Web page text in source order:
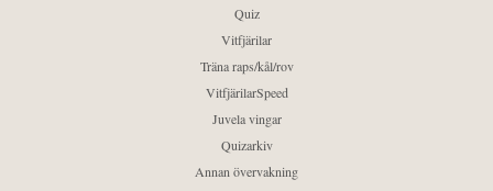
Quiz
Vitfjärilar
Träna raps/kål/rov
VitfjärilarSpeed
Juvela vingar
Quizarkiv
Annan övervakning